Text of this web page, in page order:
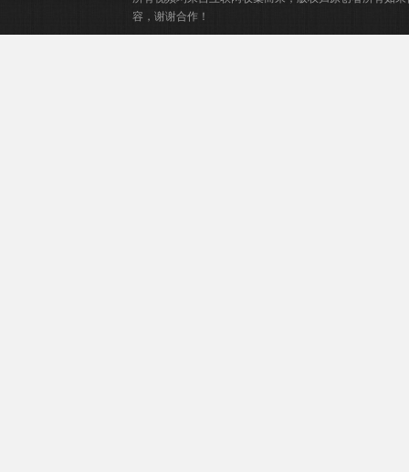
容，谢谢合作！